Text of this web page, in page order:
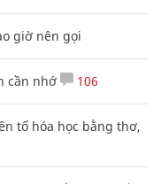
giờ nên gọi
cần nhớ 106
tố hóa học bằng thơ,